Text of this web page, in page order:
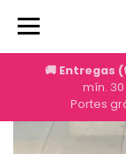
🚚 Entregas
mín.
Portes